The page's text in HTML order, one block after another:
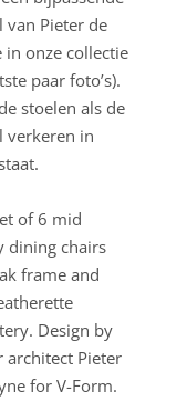
van Pieter de
in onze collectie
paar foto’s).
stoelen als de
verkeren in
of 6 mid
dining chairs
frame and
Design by
architect Pieter
for V-Form.